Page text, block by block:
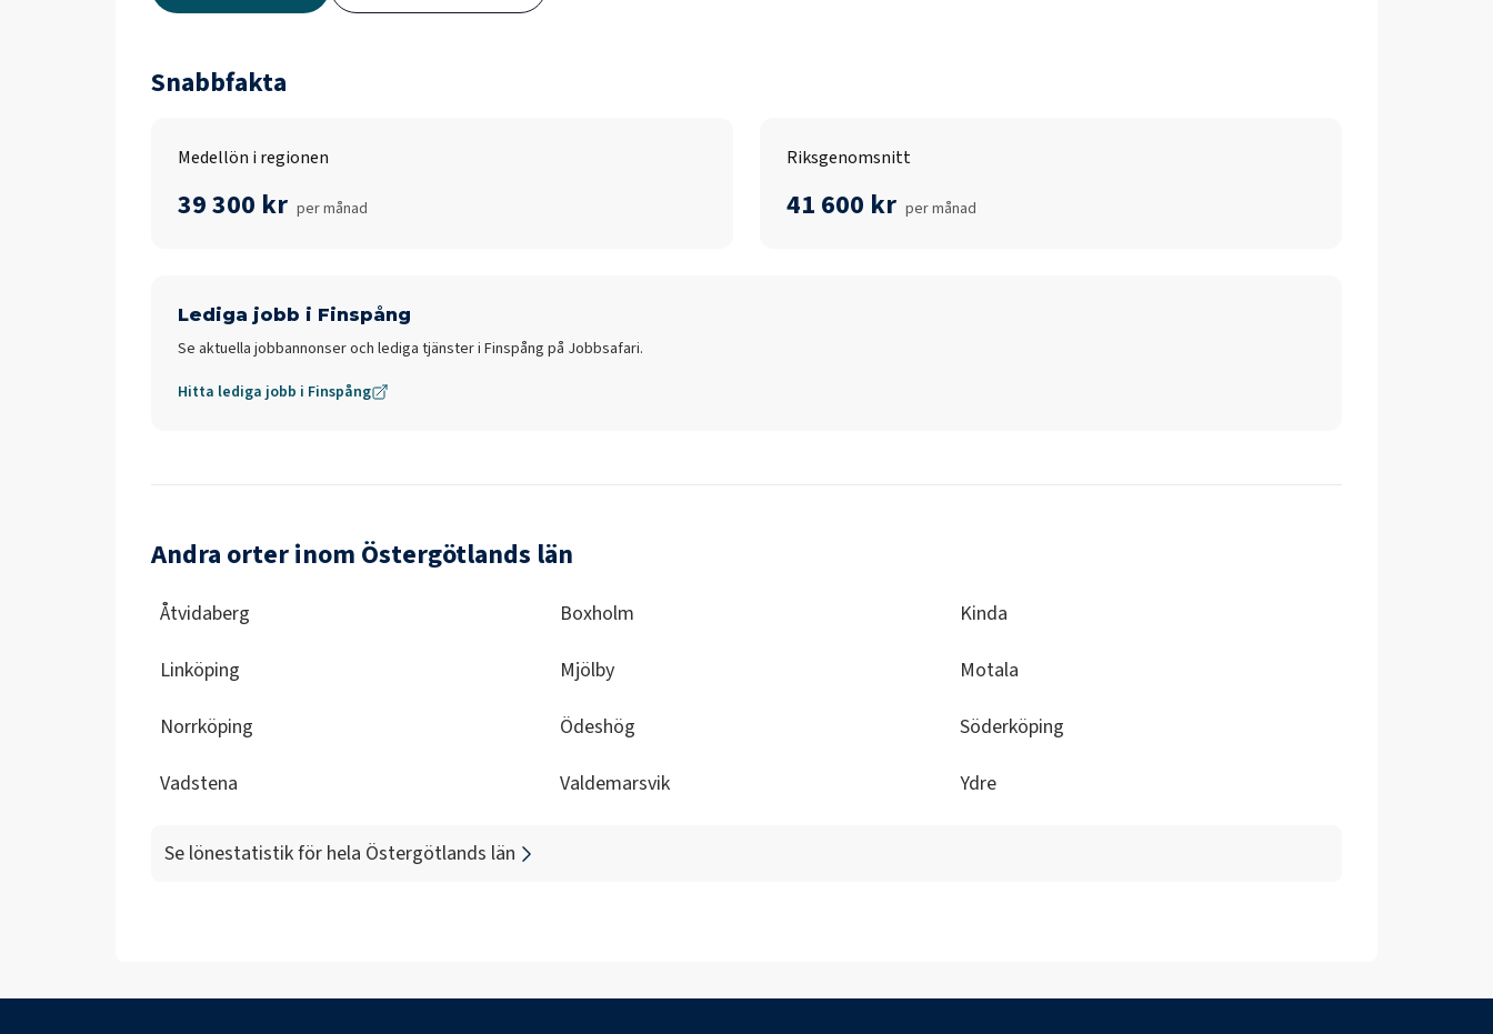
Snabbfakta
Medellön i regionen
39 300 kr per månad
Riksgenomsnitt
41 600 kr per månad
Lediga jobb i Finspång
Se aktuella jobbannonser och lediga tjänster i Finspång på Jobbsafari.
Hitta lediga jobb i Finspång
Andra orter inom Östergötlands län
Åtvidaberg Boxholm Kinda
Linköping Mjölby Motala
Norrköping Ödeshög Söderköping
Vadstena Valdemarsvik Ydre
Se lönestatistik för hela Östergötlands län